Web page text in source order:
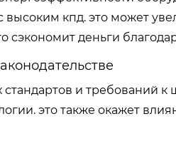
кпд. это может
сэкономит деньги
стандартов и требований
это также окажет